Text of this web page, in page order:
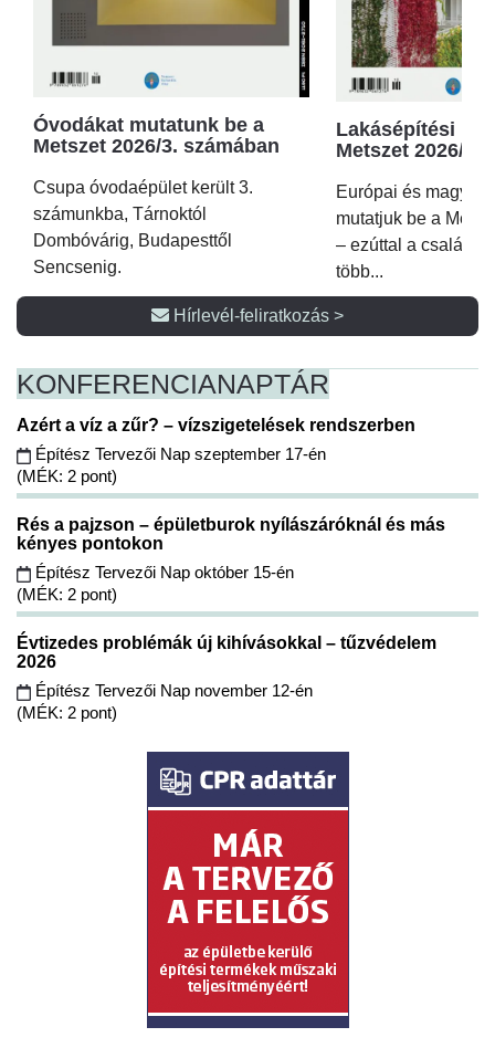
Óvodákat mutatunk be a
Metszet 2026/3. számában
Csupa óvodaépület került 3.
számunkba, Tárnoktól
Dombóvárig, Budapesttől
Sencsenig.
Lakásépítési
Metszet 2026/2.
Európai és magyar
mutatjuk be a
– ezúttal a családi
több...
Hírlevél-feliratkozás >
KONFERENCIANAPTÁR
Azért a víz a zűr? – vízszigetelések rendszerben
Építész Tervezői Nap szeptember 17-én
(MÉK: 2 pont)
Rés a pajzson – épületburok nyílászáróknál és más
kényes pontokon
Építész Tervezői Nap október 15-én
(MÉK: 2 pont)
Évtizedes problémák új kihívásokkal – tűzvédelem
2026
Építész Tervezői Nap november 12-én
(MÉK: 2 pont)